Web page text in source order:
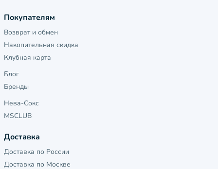
Покупателям
Возврат и обмен
Накопительная скидка
Клубная карта
Блог
Бренды
Нева-Сокс
MSCLUB
Доставка
Доставка по России
Доставка по Москве